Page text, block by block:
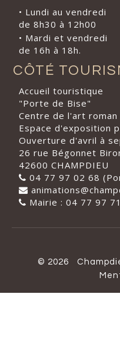
• Lundi au vendredi
de 8h30 à 12h00
• Mardi et vendredi
de 16h à 18h.
CÔTÉ
Accueil touristique
"Porte de Bise"
Centre de l'art roman
Espace d'exposition
Ouverture d'avril à
26 rue Bégonnet
42600 CHAMPDIEU
04 77 97 02 68
Mairie : 04 77 97
© 2026